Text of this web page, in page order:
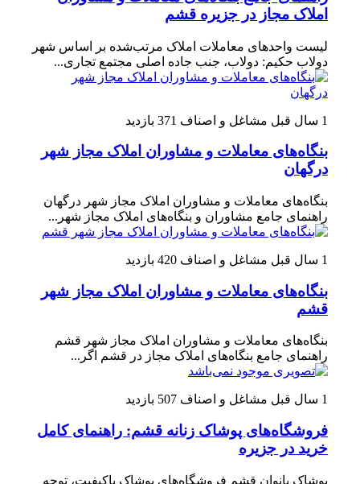
املاک مجاز در جزیره قشم
لیست واحدهای معاملات املاک مرتب‌شده بر اساس شهر
دولاب حکیم: دولاب، جنب جاده اصلی مجتمع تجاری...
1 سال قبل مشاغل و اصناف 371 بازدید
بنگاه‌های معاملات و مشاوران املاک مجاز شهر
درگهان
بنگاه‌های معاملات و مشاوران املاک مجاز شهر درگهان
راهنمای جامع مشاوران و بنگاه‌های املاک مجاز شهر...
1 سال قبل مشاغل و اصناف 420 بازدید
بنگاه‌های معاملات و مشاوران املاک مجاز شهر
قشم
بنگاه‌های معاملات و مشاوران املاک مجاز شهر قشم
راهنمای جامع بنگاه‌های املاک مجاز در قشم اگر...
1 سال قبل مشاغل و اصناف 507 بازدید
فروشگاه‌های پوشاک زنانه قشم: راهنمای کامل
خرید در جزیره
پوشاک بانوان قشم فروشگاه‌های پوشاک باکیفیت، توجه